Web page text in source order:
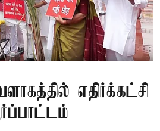
எதிர்க்கட்சி